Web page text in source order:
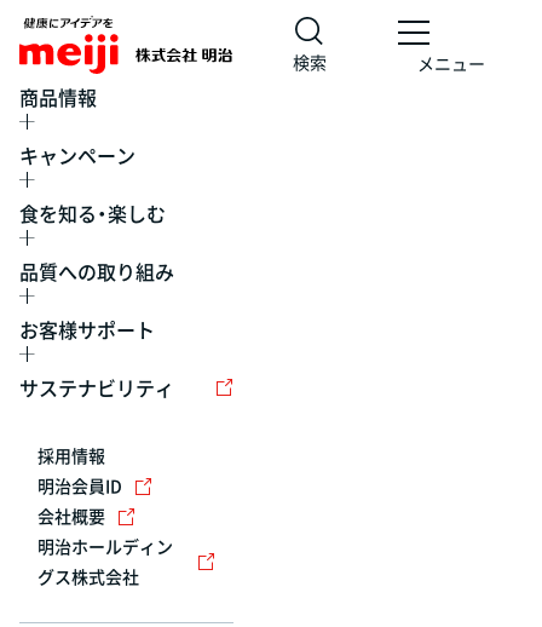
検索 メニュー
商品情報
キャンペーン
食を知る・楽しむ
品質への取り組み
お客様サポート
サステナビリティ
採用情報
明治会員ID
会社概要
明治ホールディン
グス株式会社